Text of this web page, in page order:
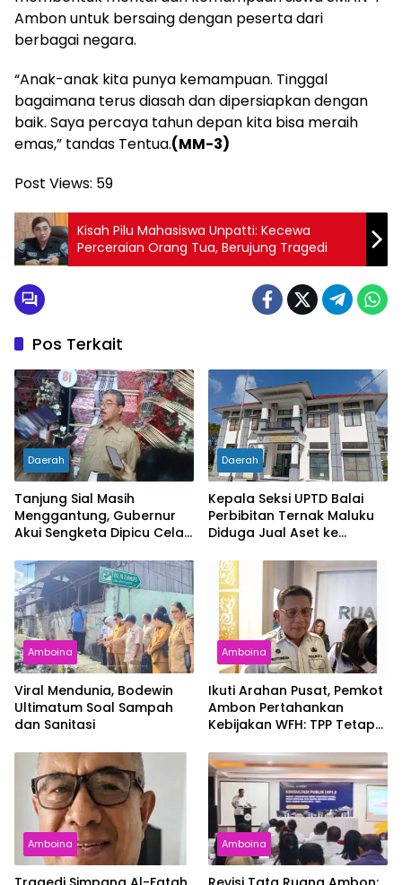
Ambon untuk bersaing dengan peserta dari
berbagai negara.
“Anak-anak kita punya kemampuan. Tinggal
bagaimana terus diasah dan dipersiapkan dengan
baik. Saya percaya tahun depan kita bisa meraih
emas,” tandas Tentua.(MM-3)
Post Views: 59
Kisah Pilu Mahasiswa Unpatti: Kecewa
Perceraian Orang Tua, Berujung Tragedi
Pos Terkait
Daerah
Tanjung Sial Masih
Menggantung, Gubernur
Akui Sengketa Dipicu Celah
Daerah
Kepala Seksi UPTD Balai
Perbibitan Ternak Maluku
Diduga Jual Aset ke
Amboina
Viral Mendunia, Bodewin
Ultimatum Soal Sampah
dan Sanitasi
Amboina
Ikuti Arahan Pusat, Pemkot
Ambon Pertahankan
Kebijakan WFH: TPP Tetap
Amboina Amboina